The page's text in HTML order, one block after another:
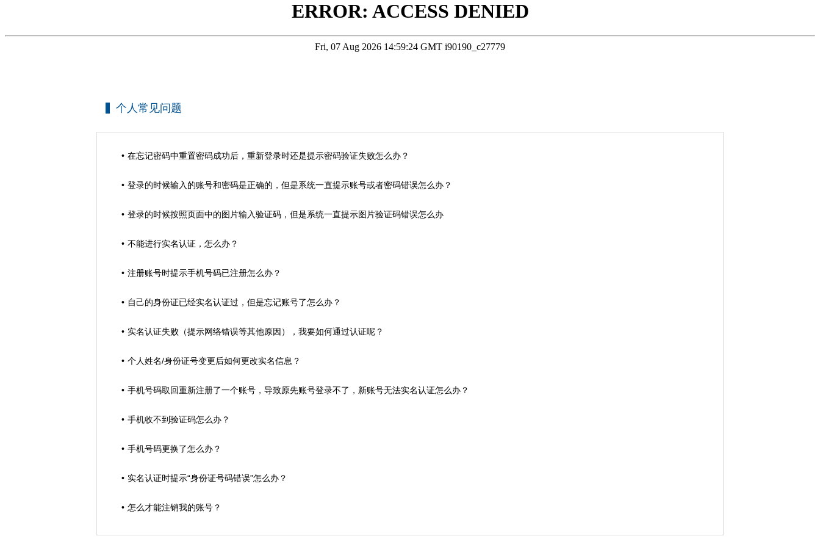
个人常见问题
在忘记密码中重置密码成功后，重新登录时还是提示密码验证失败怎么办？
登录的时候输入的账号和密码是正确的，但是系统一直提示账号或者密码错误怎么办？
登录的时候按照页面中的图片输入验证码，但是系统一直提示图片验证码错误怎么办
不能进行实名认证，怎么办？
注册账号时提示手机号码已注册怎么办？
自己的身份证已经实名认证过，但是忘记账号了怎么办？
实名认证失败（提示网络错误等其他原因），我要如何通过认证呢？
个人姓名/身份证号变更后如何更改实名信息？
手机号码取回重新注册了一个账号，导致原先账号登录不了，新账号无法实名认证怎么办？
手机收不到验证码怎么办？
手机号码更换了怎么办？
实名认证时提示“身份证号码错误”怎么办？
怎么才能注销我的账号？